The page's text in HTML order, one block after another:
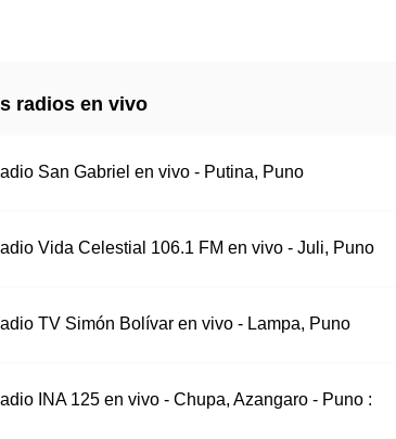
radios en vivo
San Gabriel en vivo - Putina, Puno
Vida Celestial 106.1 FM en vivo - Juli, Puno
TV Simón Bolívar en vivo - Lampa, Puno
INA 125 en vivo - Chupa, Azangaro - Puno :